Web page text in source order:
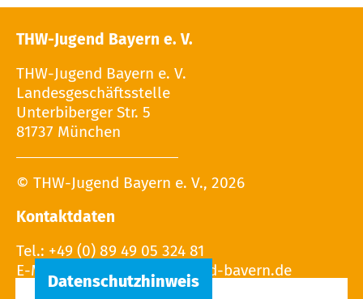
THW-Jugend Bayern e. V.
THW-Jugend Bayern e. V.
Landesgeschäftsstelle
Unterbiberger Str. 5
81737 München
© THW-Jugend Bayern e. V., 2026
Kontaktdaten
Tel.: +49 (0) 89 49 05 324 81
E-Mail: